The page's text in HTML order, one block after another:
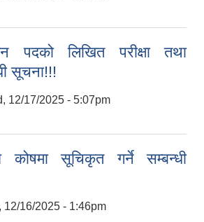
पदको लिखित परीक्षा तथा
सूचना!!!
12/17/2025 - 5:07pm
कोषमा सूचिकृत गर्ने सम्बन्धी
12/16/2025 - 1:46pm